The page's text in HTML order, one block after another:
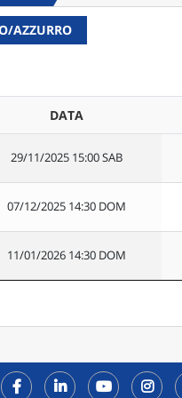
AZZURRO
DATA
29/11/2025 15:00 SAB
07/12/2025 14:30 DOM
11/01/2026 14:30 DOM